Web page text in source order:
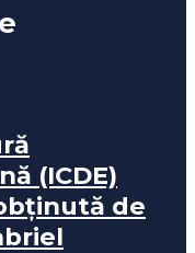
(ICDE)
de